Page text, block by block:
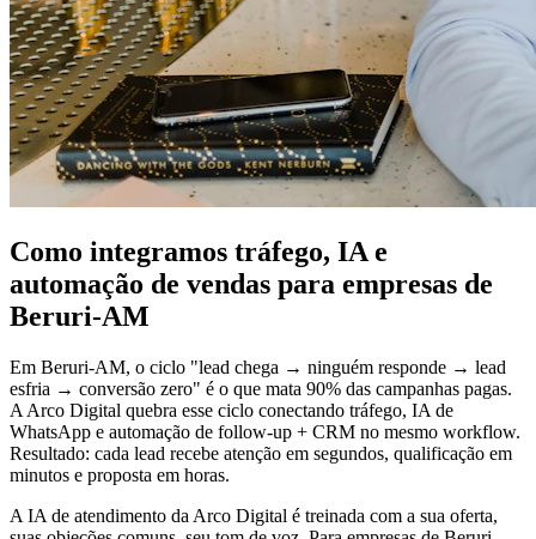
Como integramos tráfego, IA e
automação de vendas para empresas de
Beruri-AM
Em Beruri-AM, o ciclo "lead chega → ninguém responde → lead
esfria → conversão zero" é o que mata 90% das campanhas pagas.
A Arco Digital quebra esse ciclo conectando tráfego, IA de
WhatsApp e automação de follow-up + CRM no mesmo workflow.
Resultado: cada lead recebe atenção em segundos, qualificação em
minutos e proposta em horas.
A IA de atendimento da Arco Digital é treinada com a sua oferta,